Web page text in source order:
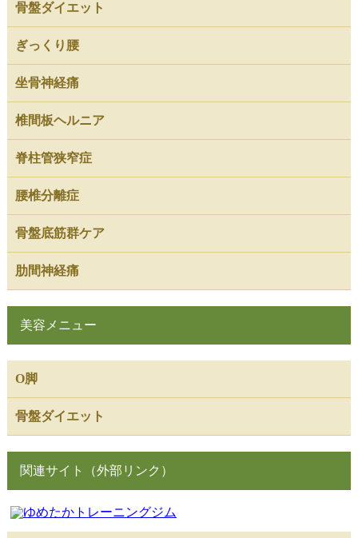
骨盤ダイエット
ぎっくり腰
坐骨神経痛
椎間板ヘルニア
脊柱管狭窄症
腰椎分離症
骨盤底筋群ケア
肋間神経痛
美容メニュー
O脚
骨盤ダイエット
関連サイト（外部リンク）